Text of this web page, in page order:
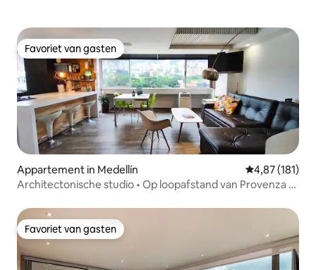
Favoriet van gasten
Favoriet van gasten
Appartement in Medellín Gemiddelde
4,87 (181)
Architectonische studio • Op loopafstand van Provenza •
Favoriet van gasten
Favoriet van gasten